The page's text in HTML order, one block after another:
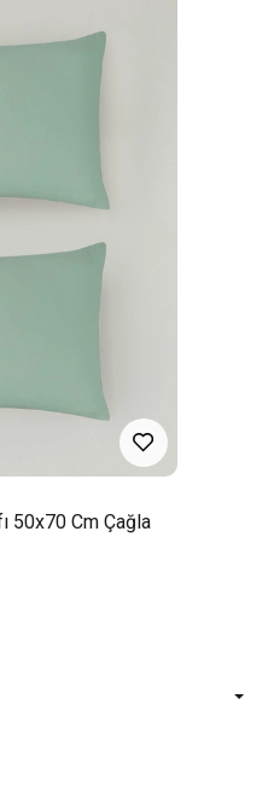
50x70 Cm Çağla